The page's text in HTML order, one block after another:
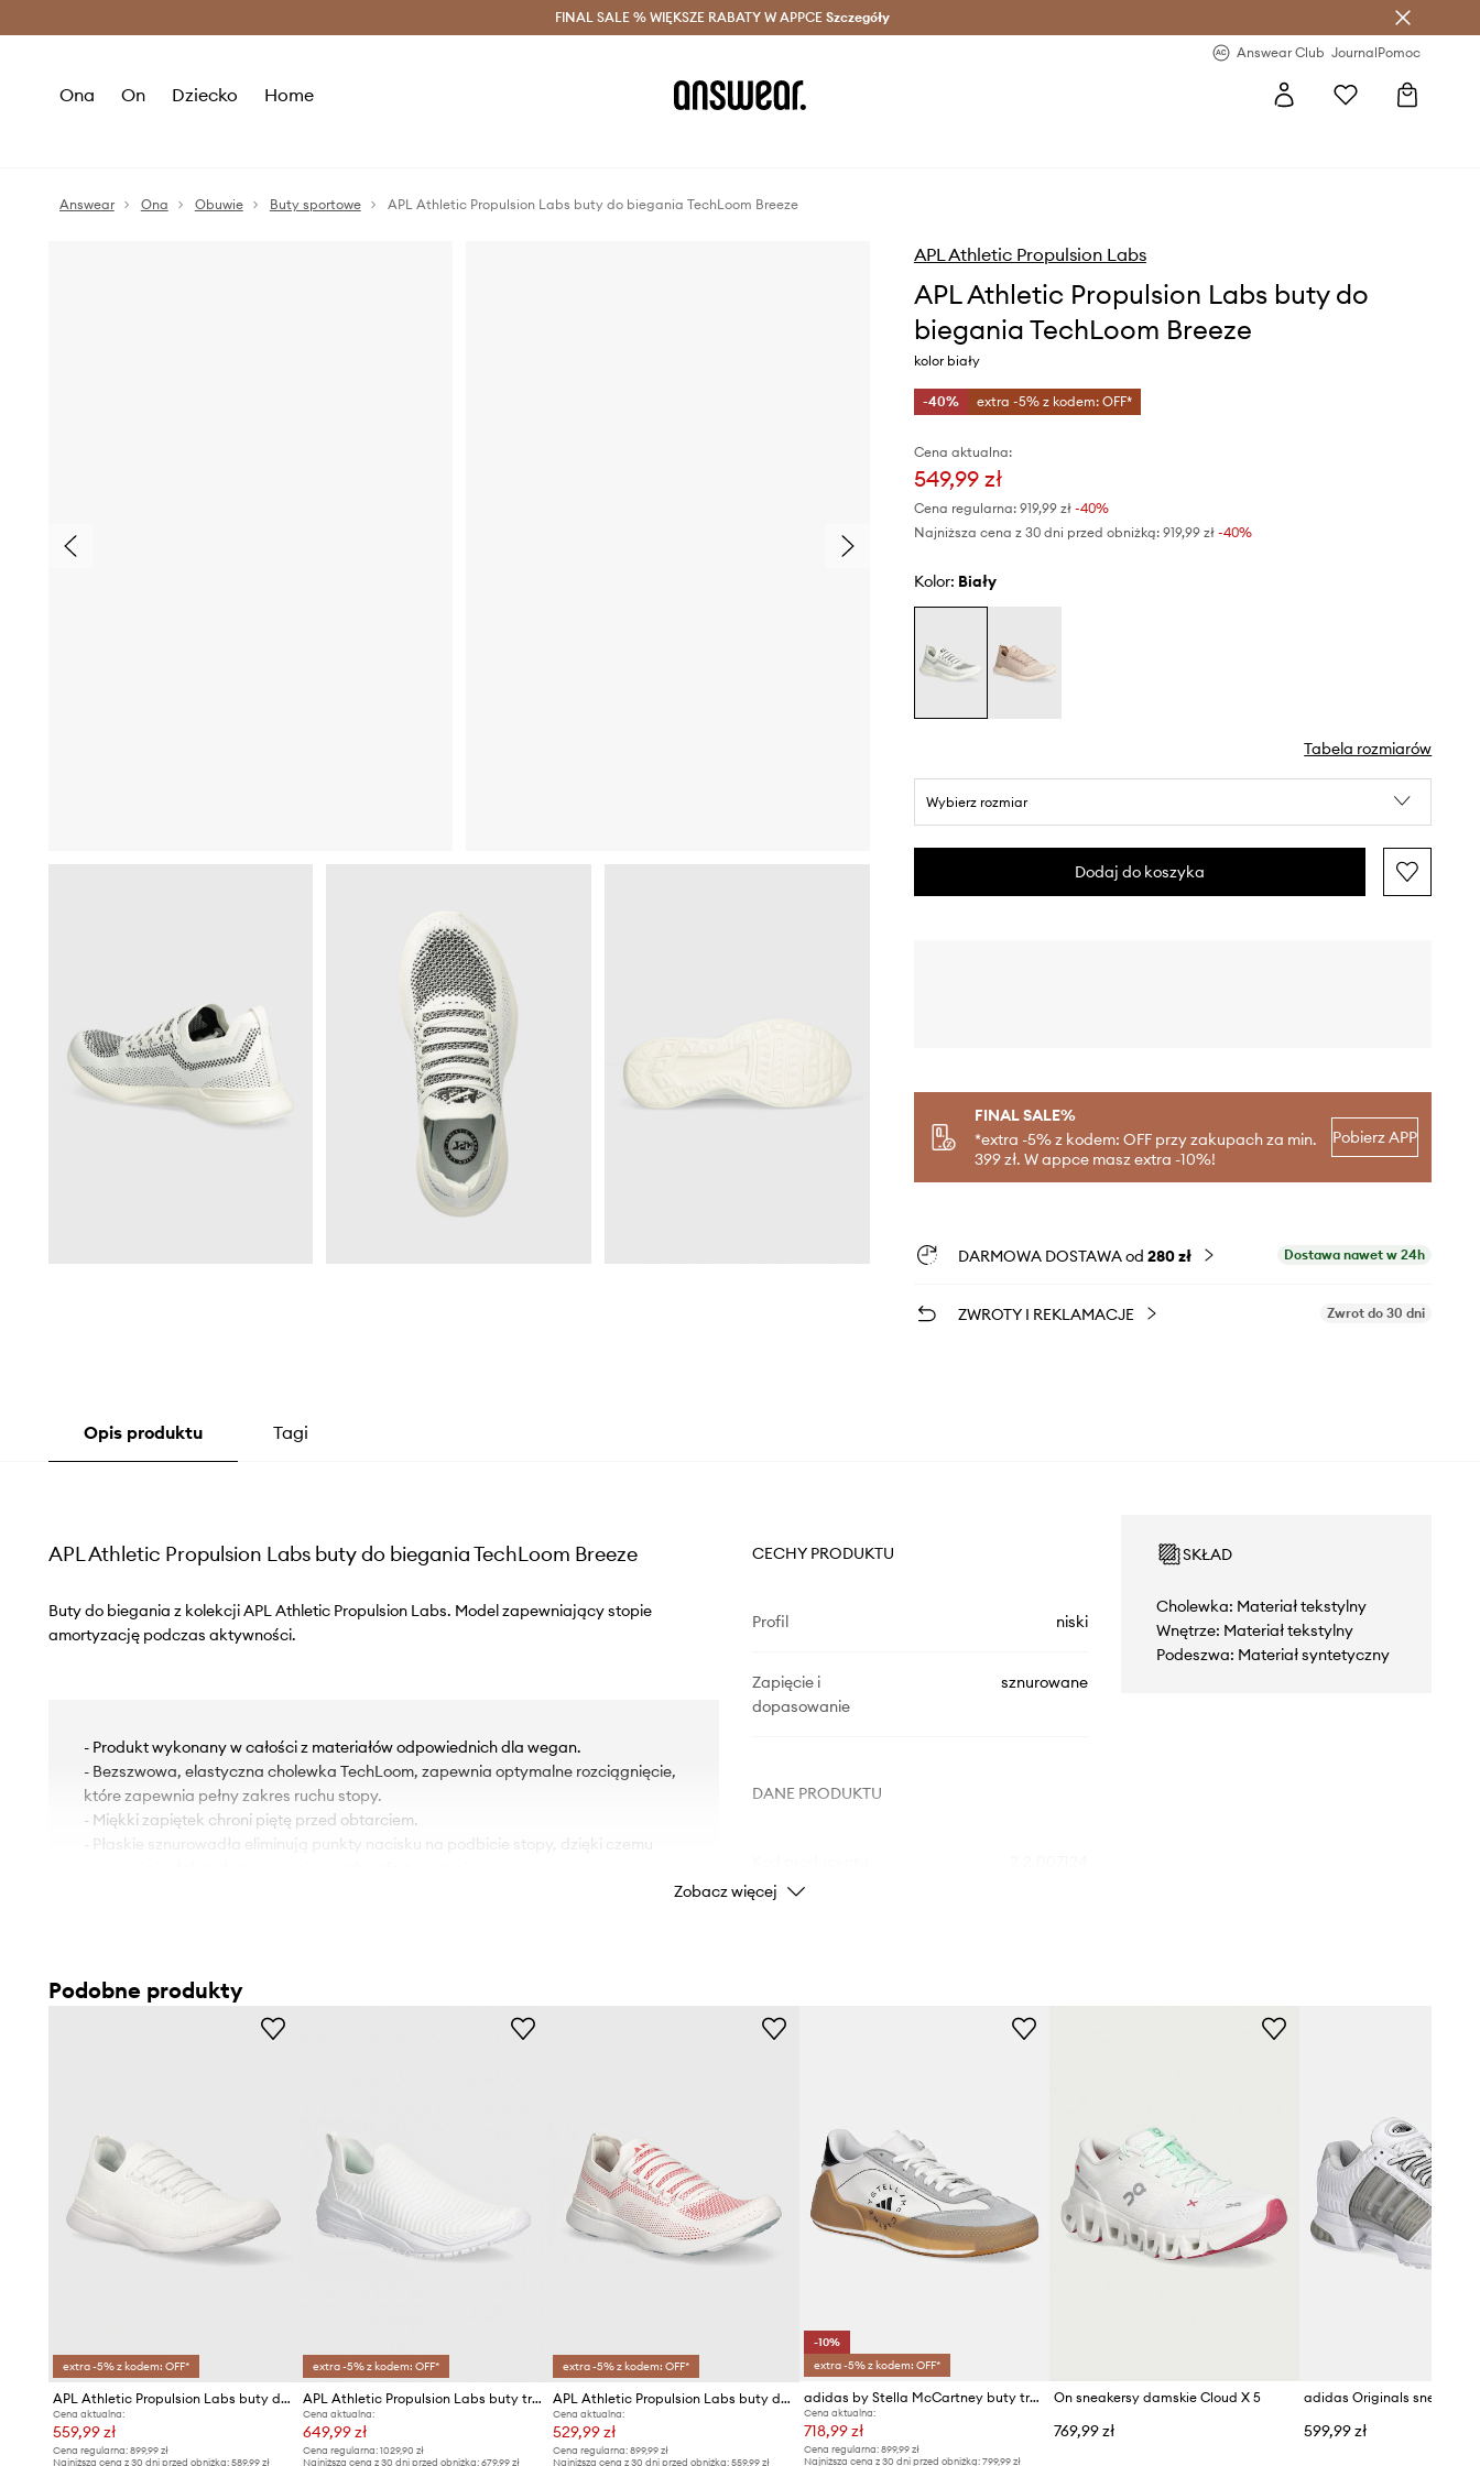
Oszczędzaj z Answear Club > Dostawa nawet w 24h >
FINAL SALE % WIĘKSZE RABATY W APPCE Szczegóły
Answear Club JournalPomoc
Ona On Dziecko Home
Answear Ona Obuwie Buty sportowe APL Athletic Propulsion Labs buty do biegania TechLoom Breeze
APL Athletic Propulsion Labs
APL Athletic Propulsion Labs buty do
biegania TechLoom Breeze
kolor biały
-40% extra -5% z kodem: OFF*
Cena aktualna:
549,99 zł
Cena regularna: 919,99 zł-40%
Najniższa cena z 30 dni przed obniżką: 919,99 zł -40%
Kolor: biały
Tabela rozmiarów
Wybierz rozmiar
Dodaj do koszyka
FINAL SALE%
*extra -5% z kodem: OFF przy zakupach za min.
399 zł. W appce masz extra -10%!
Pobierz APP
DARMOWA DOSTAWA od 280 zł Dostawa nawet w 24h
ZWROTY I REKLAMACJE Zwrot do 30 dni
Opis produktu Tagi
APL Athletic Propulsion Labs buty do biegania TechLoom Breeze
Buty do biegania z kolekcji APL Athletic Propulsion Labs. Model zapewniający stopie
amortyzację podczas aktywności.
- Produkt wykonany w całości z materiałów odpowiednich dla wegan.
- Bezszwowa, elastyczna cholewka TechLoom, zapewnia optymalne rozciągnięcie,
które zapewnia pełny zakres ruchu stopy.
- Miękki zapiętek chroni piętę przed obtarciem.
- Płaskie sznurowadła eliminują punkty nacisku na podbicie stopy, dzięki czemu
- Niezwykle lekka podeszwa środkowa Propelium ™ została zaprojektowana tak,
aby zmaksymalizować wytwarzanie energii i zapewnić stopie komfort na dłużej niż
konwencjonalna pianka EVA.
- Wysokość dropu: 8 mm.
- Gramatura produktu: 193 g.
- Długość wkładki wynosi: 24 cm.
- Wymiary podane dla rozmiaru: 38.
CECHY PRODUKTU
Profil niski
Zapięcie i
dopasowanie
sznurowane
DANE PRODUKTU
Labs
SKŁAD
Cholewka: Materiał tekstylny
Wnętrze: Materiał tekstylny
Podeszwa: Materiał syntetyczny
Zobacz więcej
Podobne produkty
extra -5% z kodem: OFF*
APL Athletic Propulsion Labs buty do biegania TechLoom Breeze
Cena aktualna:
559,99 zł
Cena regularna: 899,99 zł
Najniższa cena z 30 dni przed obniżką: 589,99 zł
extra -5% z kodem: OFF*
APL Athletic Propulsion Labs buty treningowe TechLoom Traveler
Cena aktualna:
649,99 zł
Cena regularna:1029,90 zł
Najniższa cena z 30 dni przed obniżką:679,99 zł
extra -5% z kodem: OFF*
APL Athletic Propulsion Labs buty do biegania TechLoom Breeze
Cena aktualna:
529,99 zł
Cena regularna: 899,99 zł
Najniższa cena z 30 dni przed obniżką: 559,99 zł
-10%
extra -5% z kodem: OFF*
adidas by Stella McCartney buty treningowe Court Boost
Cena aktualna:
718,99 zł
Cena regularna: 899,99 zł
Najniższa cena z 30 dni przed obniżką: 799,99 zł
On sneakersy damskie Cloud X 5
769,99 zł 599,99 zł